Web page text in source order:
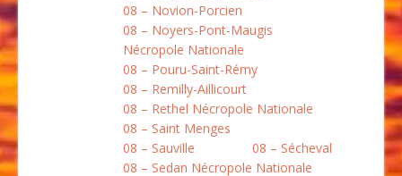
08 – Novion-Porcien
08 – Noyers-Pont-Maugis
Nécropole Nationale
08 – Pouru-Saint-Rémy
08 – Remilly-Aillicourt
08 – Rethel Nécropole Nationale
08 – Saint Menges
08 – Sauville
08 – Sécheval
08 – Sedan Nécropole Nationale